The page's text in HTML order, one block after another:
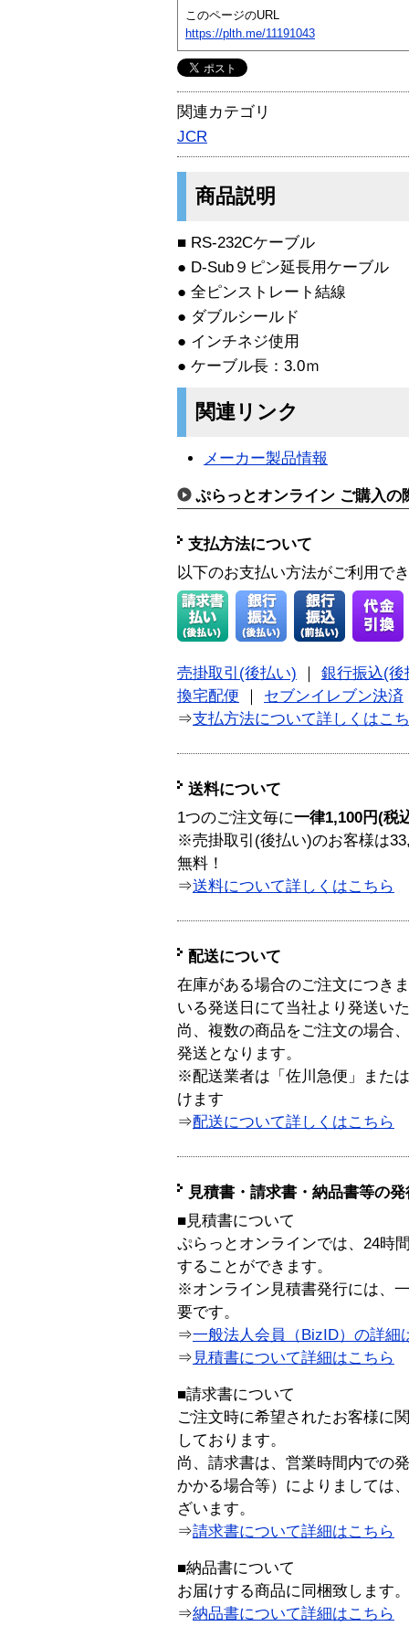
このページのURL
https://plth.me/11191043
関連カテゴリ
JCR
商品説明
■ RS-232Cケーブル
● D-Sub９ピン延長用ケーブル
● 全ピンストレート結線
● ダブルシールド
● インチネジ使用
● ケーブル長：3.0ｍ
関連リンク
メーカー製品情報
ぷらっとオンライン ご購入の
支払方法について
以下のお支払い方法がご利用で
売掛取引(後払い)
銀行振込(後
換宅配便
セブンイレブン決済
⇒支払方法について詳しくはこ
送料について
1つのご注文毎に一律1,100円(税
※売掛取引(後払い)のお客様は
無料！
⇒送料について詳しくはこちら
配送について
在庫がある場合のご注文につき
いる発送日にて当社より発送い
尚、複数の商品をご注文の場合
発送となります。
※配送業者は「佐川急便」また
けます
⇒配送について詳しくはこちら
見積書・請求書・納品書等の
■見積書について
ぷらっとオンラインでは、24時
することができます。
※オンライン見積書発行には、
要です。
⇒一般法人会員（BizID）の詳細
⇒ 見積書について詳細はこちら
■請求書について
ご注文時に希望されたお客様に
しております。
尚、請求書は、営業時間内での
かかる場合等）によりましては
ざいます。
⇒請求書について詳細はこちら
■納品書について
お届けする商品に同梱致します。
⇒納品書について詳細はこちら